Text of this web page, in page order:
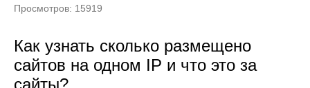
Просмотров: 15919
Как узнать сколько размещено
сайтов на одном IP и что это за
сайты?